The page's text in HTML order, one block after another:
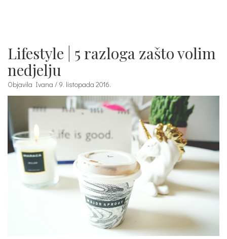
Lifestyle | 5 razloga zašto volim
nedjelju
Objavila Ivana / 9. listopada 2016.